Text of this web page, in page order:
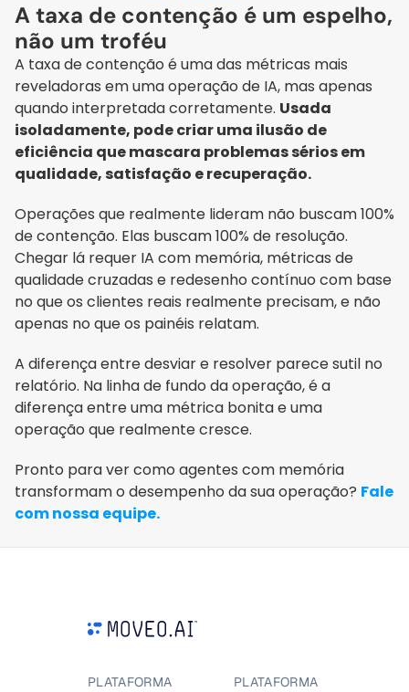
A taxa de contenção é um espelho,
não um troféu
A taxa de contenção é uma das métricas mais
reveladoras em uma operação de IA, mas apenas
quando interpretada corretamente. Usada
isoladamente, pode criar uma ilusão de
eficiência que mascara problemas sérios em
qualidade, satisfação e recuperação.
Operações que realmente lideram não buscam 100%
de contenção. Elas buscam 100% de resolução.
Chegar lá requer IA com memória, métricas de
qualidade cruzadas e redesenho contínuo com base
no que os clientes reais realmente precisam, e não
apenas no que os painéis relatam.
A diferença entre desviar e resolver parece sutil no
relatório. Na linha de fundo da operação, é a
diferença entre uma métrica bonita e uma
operação que realmente cresce.
Pronto para ver como agentes com memória
transformam o desempenho da sua operação? Fale
com nossa equipe.
PLATAFORMA
PLATAFORMA